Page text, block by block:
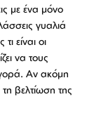
με ένα μόνο
γυαλιά
είναι οι
να τους
Αν ακόμη
τη βελτίωση της